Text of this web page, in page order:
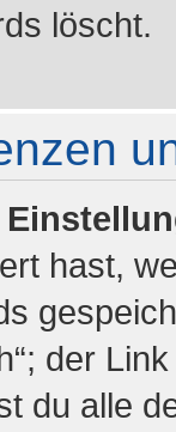
löscht.
hast,
der
du alle